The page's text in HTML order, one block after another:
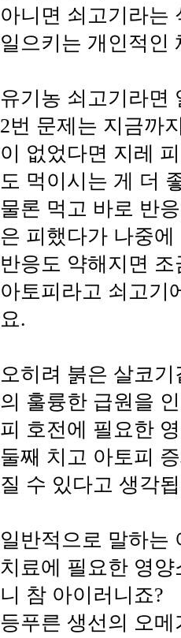
아니면 쇠고기라는
일으키는 개인적인
유기농 쇠고기라면
2번 문제는 지금까
이 없었다면 지레
도 먹이시는 게 더
물론 먹고 바로 반
은 피했다가 나중
반응도 약해지면
아토피라고 쇠고기
요.
오히려 붉은 살코
의 훌륭한 급원을
피 호전에 필요한
둘째 치고 아토피
질 수 있다고 생각
일반적으로 말하는
치료에 필요한 영
니 참 아이러니죠?
등푸른 생선의 오